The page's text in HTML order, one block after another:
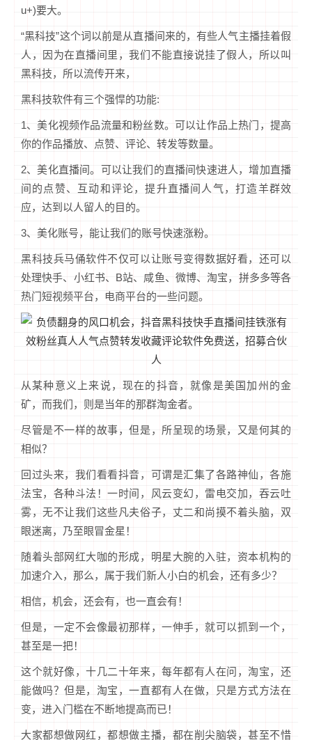
u+)要大。
“黑科技”这个词以前是从直播间来的，有些人气主播挂着假
人，因为在直播间里，我们不能直接说挂了假人，所以叫
黑科技，所以流传开来，
黑科技软件有三个强悍的功能:
1、美化视频作品流量和粉丝数。可以让作品上热门，提高
你的作品播放、点赞、评论、转发等数量。
2、美化直播间。可以让我们的直播间快速进人，增加直播
间的点赞、互动和评论，提升直播间人气，打造羊群效
应，达到以人留人的目的。
3、美化账号，能让我们的账号快速涨粉。
黑科技兵马俑软件不仅可以让账号变得数据好看，还可以
处理快手、小红书、B站、咸鱼、微博、淘宝，拼多多等各
热门短视频平台，电商平台的一些问题。
从某种意义上来说，现在的抖音，就像是美国加州的金
矿，而我们，则是当年的那群淘金者。
尽管是不一样的故事，但是，所呈现的场景，又是何其的
相似？
回过头来，我们看看抖音，可谓是汇集了各路神仙，各施
法宝，各种斗法！一时间，风云变幻，雷电交加，吞云吐
雾，无不让我们这些凡夫俗子，丈二和尚摸不着头脑，双
眼迷离，乃至眼冒金星！
随着头部网红大咖的形成，明星大腕的入驻，资本机构的
加速介入，那么，属于我们新人小白的机会，还有多少？
相信，机会，还会有，也一直会有！
但是，一定不会像最初那样，一伸手，就可以抓到一个，
甚至是一把！
这个就好像，十几二十年来，每年都有人在问，淘宝，还
能做吗？但是，淘宝，一直都有人在做，只是方式方法在
变，进入门槛在不断地提高而已！
大家都想做网红，都想做主播，都在削尖脑袋，甚至不惜